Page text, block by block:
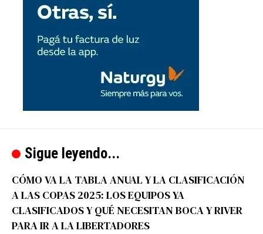
Sigue leyendo...
CÓMO VA LA TABLA ANUAL Y LA CLASIFICACIÓN
A LAS COPAS 2025: LOS EQUIPOS YA
CLASIFICADOS Y QUÉ NECESITAN BOCA Y RIVER
PARA IR A LA LIBERTADORES